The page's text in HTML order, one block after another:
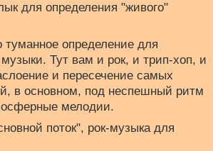
для определения "живого"
определение для
музыки. Тут вам и рок, и трип-хоп, и
и пересечение самых
в основном, под неспешный ритм
мелодии.
поток", рок-музыка для